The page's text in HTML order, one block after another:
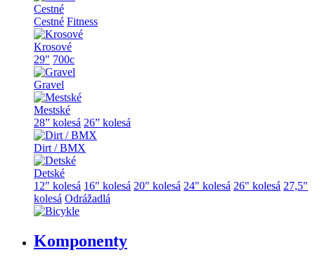
Cestné
Cestné Fitness
Krosové
29" 700c
Gravel
Mestské
28” kolesá 26” kolesá
Dirt / BMX
Detské
12" kolesá 16" kolesá 20" kolesá 24" kolesá 26" kolesá 27,5"
kolesá Odrážadlá
Komponenty